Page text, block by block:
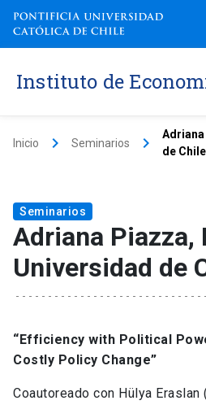
Instituto de
Inicio keyboard_arrow_right Seminarios keyboard_arrow_right
Adriana
de Chile
Seminarios
Adriana Piazza,
Universidad de
“Efficiency with Political
Costly Policy Change”
Coautoreado con Hülya